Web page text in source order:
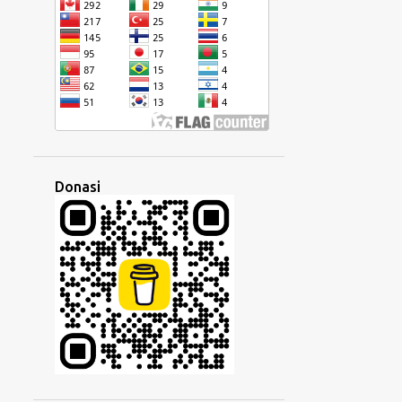
HUNGARIA IBRANI IDENTITAS
IKON IMIGRASI INDIA
INDONESIA INGGRIS
INTERNASIONAL
ISYARAT
JAWA JAWI KALIMAT
KAMBOJA KANADA KATA
KEBIASAAN KEDUBES KEGIATAN
KEKAISARAN KEKUASAAN
KEKUATAN KELAS KELUARGA
KEMISKINAN KEPRIBADIAN
Donasi